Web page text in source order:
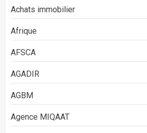
Achats immobilier
Afrique
AFSCA
AGADIR
AGBM
Agence MIQAAT